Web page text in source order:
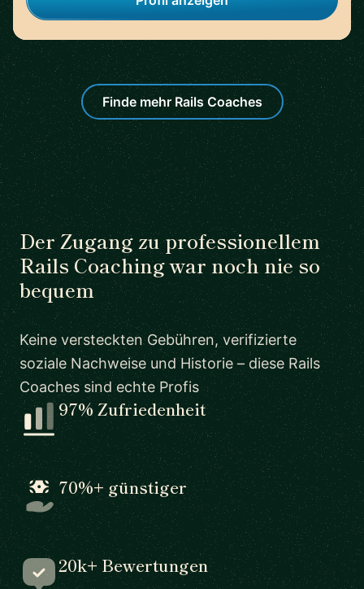
Finde mehr Rails Coaches
Der Zugang zu professionellem
Rails Coaching war noch nie so
bequem
Keine versteckten Gebühren, verifizierte
soziale Nachweise und Historie – diese Rails
Coaches sind echte Profis
97% Zufriedenheit
70%+ günstiger
20k+ Bewertungen